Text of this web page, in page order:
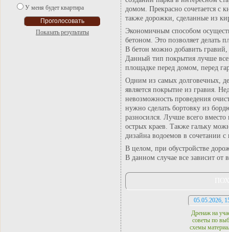
У меня будет квартира
Показать результаты
домом. Прекрасно сочетается с
также дорожки, сделанные из
Экономичным способом
бетоном. Это позволяет делать
В бетон можно добавить
Данный тип покрытия лучше
площадке перед домом, перед
Одним из самых долговечных,
является покрытие из гравия.
невозможность проведения
нужно сделать бортовку из
разносился. Лучше всего вместо
острых краев. Также гальку
дизайна водоемов в сочетании с
В целом, при обустройстве
В данном случае все зависит от
05.05.2026,
Дренаж на
советы по
схемы